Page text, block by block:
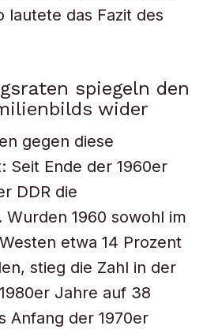
lautete das Fazit des
spiegeln den
wider
gegen diese
Seit Ende der 1960er
DDR die
Wurden 1960 sowohl im
etwa 14 Prozent
stieg die Zahl in der
Jahre auf 38
Anfang der 1970er